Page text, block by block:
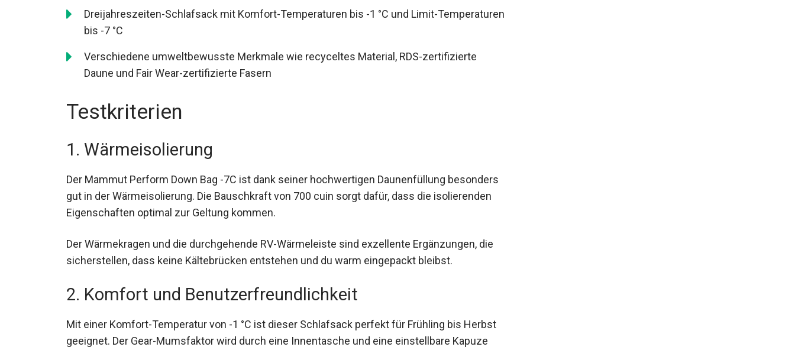
Dreijahreszeiten-Schlafsack mit Komfort-Temperaturen bis -1 °C und Limit-
Temperaturen bis -7 °C
Verschiedene umweltbewusste Merkmale wie recyceltes Material, RDS-zertifizierte
Daune und Fair Wear-zertifizierte Fasern
Testkriterien
1. Wärmeisolierung
Der Mammut Perform Down Bag -7C ist dank seiner hochwertigen Daunenfüllung
besonders gut in der Wärmeisolierung. Die Bauschkraft von 700 cuin sorgt dafür, dass die
isolierenden Eigenschaften optimal zur Geltung kommen.
Der Wärmekragen und die durchgehende RV-Wärmeleiste sind exzellente Ergänzungen, die
sicherstellen, dass keine Kältebrücken entstehen und du warm eingepackt bleibst.
2. Komfort und Benutzerfreundlichkeit
Mit einer Komfort-Temperatur von -1 °C ist dieser Schlafsack perfekt für Frühling bis Herbst
geeignet. Der Gear-Mumsfaktor wird durch eine Innentasche und eine einstellbare Kapuze